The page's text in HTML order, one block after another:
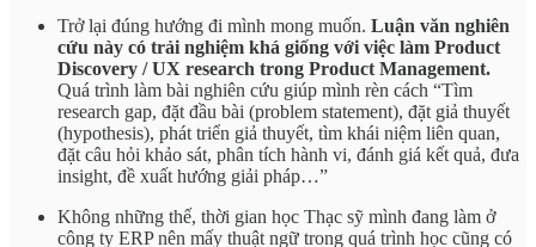
Trở lại đúng hướng đi mình mong muốn. Luận văn nghiên
cứu này có trải nghiệm khá giống với việc làm Product
Discovery / UX research trong Product Management.
Quá trình làm bài nghiên cứu giúp mình rèn cách “Tìm
research gap, đặt đầu bài (problem statement), đặt giả thuyết
(hypothesis), phát triển giả thuyết, tìm khái niệm liên quan,
đặt câu hỏi khảo sát, phân tích hành vi, đánh giá kết quả, đưa
insight, đề xuất hướng giải pháp…”
Không những thế, thời gian học Thạc sỹ mình đang làm ở
công ty ERP nên mấy thuật ngữ trong quá trình học cũng có